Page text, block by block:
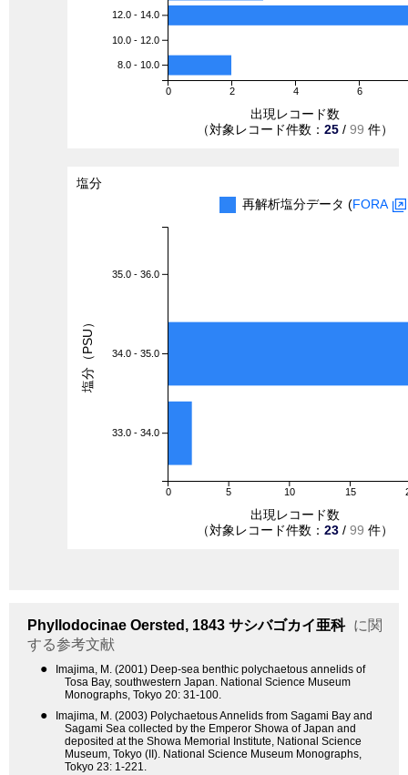
0 2 4 6
12.0 - 14.0
10.0 - 12.0
8.0 - 10.0
出現レコード数
（対象レコード件数： 25 / 99 件）
塩分
再解析塩分データ (FORA
0 5 10 15
35.0 - 36.0
34.0 - 35.0
33.0 - 34.0
出現レコード数
（対象レコード件数： 23 / 99 件）
塩分（PSU）
Phyllodocinae Oersted, 1843 サシバゴカイ亜科 に関
する参考文献
●
Imajima, M. (2001) Deep-sea benthic polychaetous annelids of
Tosa Bay, southwestern Japan. National Science Museum
Monographs, Tokyo 20: 31-100.
●
Imajima, M. (2003) Polychaetous Annelids from Sagami Bay and
Sagami Sea collected by the Emperor Showa of Japan and
deposited at the Showa Memorial Institute, National Science
Museum, Tokyo (II). National Science Museum Monographs,
Tokyo 23: 1-221.